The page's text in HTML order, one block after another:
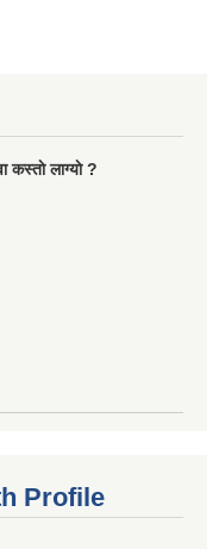
कस्ताे लाग्याे ?
Profile